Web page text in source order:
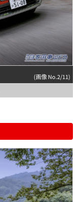
(画像 No.2/11)